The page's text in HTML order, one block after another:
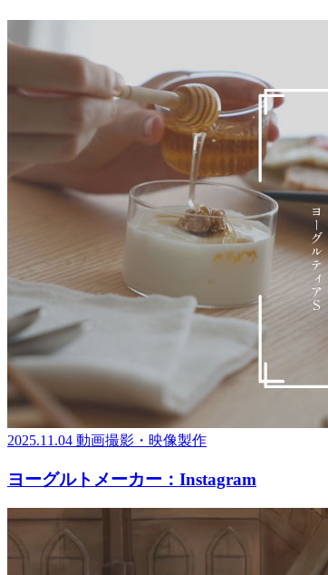
2025.11.04 動画撮影・映像製作
ヨーグルトメーカー：Instagram